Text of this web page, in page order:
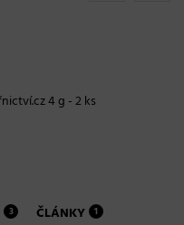
4 g - 2 ks
3 ČLÁNKY 1